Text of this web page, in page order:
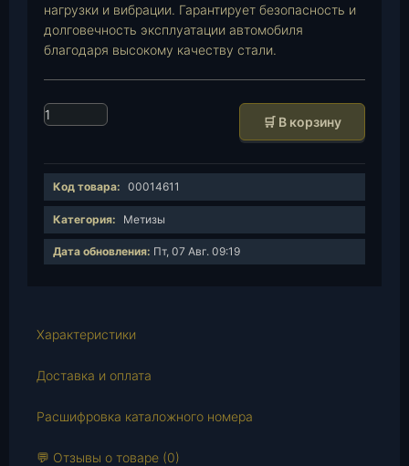
нагрузки и вибрации. Гарантирует безопасность и
долговечность эксплуатации автомобиля
благодаря высокому качеству стали.
К
и
ч
с
о
а
Б
🛒 В корзину
Код товара: 00014611
Категория: Метизы
Дата обновления: Пт, 07 Авг. 09:19
Характеристики
Доставка и оплата
Расшифровка каталожного номера
💬 Отзывы о товаре (0)